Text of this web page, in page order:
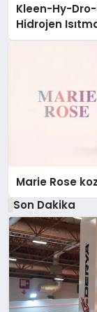
Kleen-Hy-Dro-
Hidrojen
Düzenleyici
Marie Rose
Son Dakika